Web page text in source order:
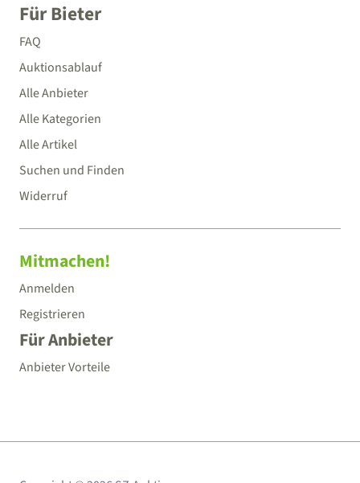
Für Bieter
FAQ
Auktionsablauf
Alle Anbieter
Alle Kategorien
Alle Artikel
Suchen und Finden
Widerruf
Mitmachen!
Anmelden
Registrieren
Für Anbieter
Anbieter Vorteile